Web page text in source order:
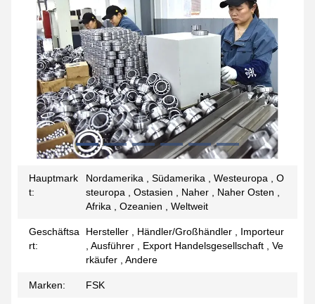
Hauptmark
t:
Nordamerika , Südamerika , Westeuropa , O
steuropa , Ostasien , Naher , Naher Osten ,
Afrika , Ozeanien , Weltweit
Geschäftsa
rt:
Hersteller , Händler/Großhändler , Importeur
, Ausführer , Export Handelsgesellschaft , Ve
rkäufer , Andere
Marken: FSK